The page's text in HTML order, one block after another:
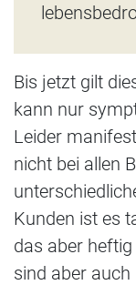
Bis jetzt gilt
kann nur
Leider
nicht bei allen
Kunden ist es
das aber
sind aber